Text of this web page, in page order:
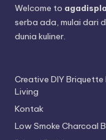
Welcome to
serba ada, mulai dari
dunia kuliner.
Creative DIY
Living
Kontak
Low Smoke Charcoal